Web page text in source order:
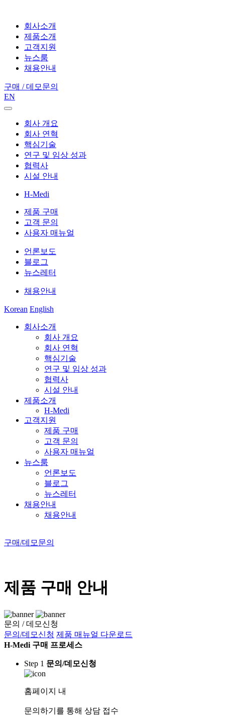
회사소개
제품소개
고객지원
뉴스룸
채용안내
구매 / 데모문의
EN
회사 개요
회사 연혁
핵심기술
연구 및 임상 성과
협력사
시설 안내
H-Medi
제품 구매
고객 문의
사용자 매뉴얼
언론보도
블로그
뉴스레터
채용안내
Korean English
회사소개
회사 개요
회사 연혁
핵심기술
연구 및 임상 성과
협력사
시설 안내
제품소개
H-Medi
고객지원
제품 구매
고객 문의
사용자 매뉴얼
뉴스룸
언론보도
블로그
뉴스레터
채용안내
채용안내
구매/데모문의
제품 구매 안내
문의 / 데모신청
문의/데모신청 제품 매뉴얼 다운로드
H-Medi 구매 프로세스
Step 1 문의/데모신청
홈페이지 내
문의하기를 통해 상담 접수